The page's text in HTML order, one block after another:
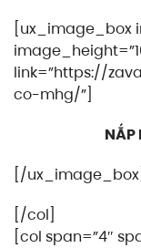
[ux_image_box
link=”https://
co-mhg/”]
NẮP
[/ux_image_box]
[/col]
[col span=”4″